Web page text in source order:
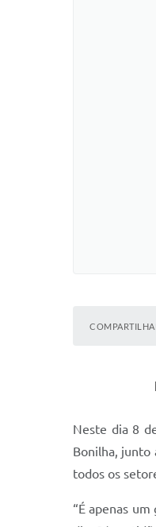
Neste dia 8
Bonilha, junto
todos os
“É apenas